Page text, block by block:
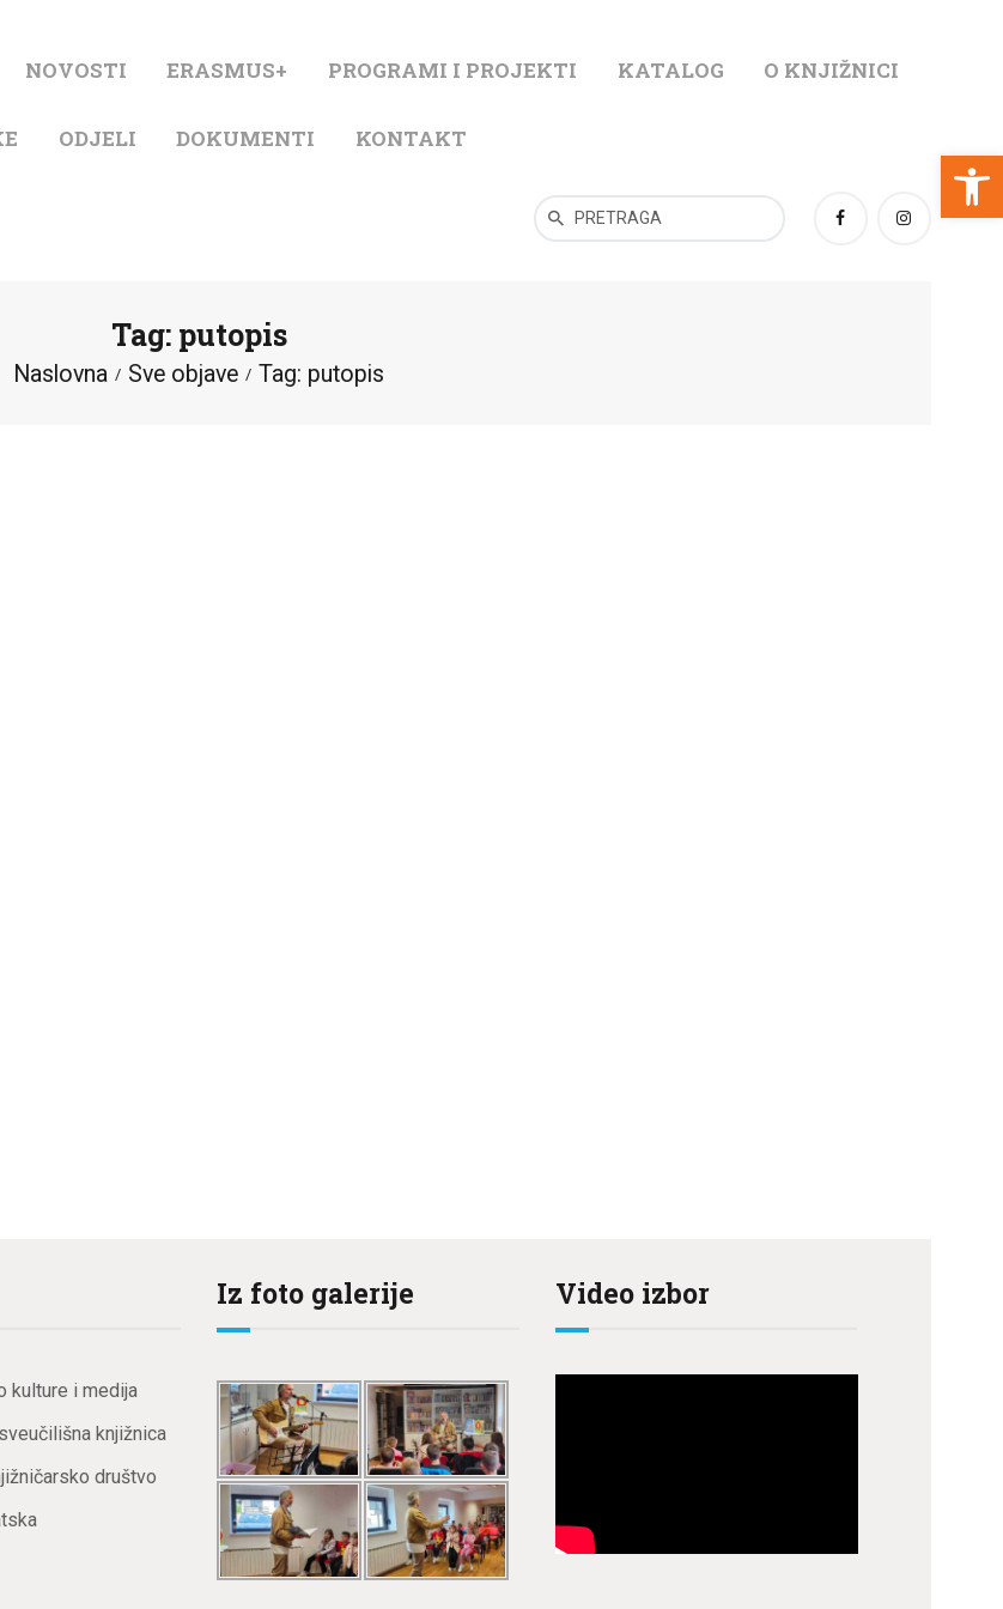
Open toolbar
NOVOSTI ERASMUS+ PROGRAMI I PROJEKTI KATALOG O KNJIŽNICI
ODJELI DOKUMENTI KONTAKT
Tag: putopis
Naslovna Sve objave Tag: putopis
kulture i medija
knjižnica
društvo
Iz foto galerije Video izbor